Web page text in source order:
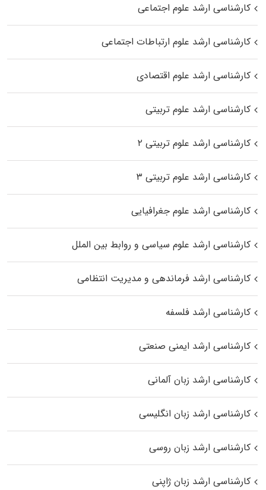
کارشناسی ارشد علوم اجتماعی
کارشناسی ارشد علوم ارتباطات اجتماعی
کارشناسی ارشد علوم اقتصادی
کارشناسی ارشد علوم تربیتی
کارشناسی ارشد علوم تربیتی ۲
کارشناسی ارشد علوم تربیتی ۳
کارشناسی ارشد علوم جغرافیایی
کارشناسی ارشد علوم سیاسی و روابط بین الملل
کارشناسی ارشد فرماندهی و مدیریت انتظامی
کارشناسی ارشد فلسفه
کارشناسی ارشد ایمنی صنعتی
کارشناسی ارشد زبان آلمانی
کارشناسی ارشد زبان انگلیسی
کارشناسی ارشد زبان روسی
کارشناسی ارشد زبان ژاپنی